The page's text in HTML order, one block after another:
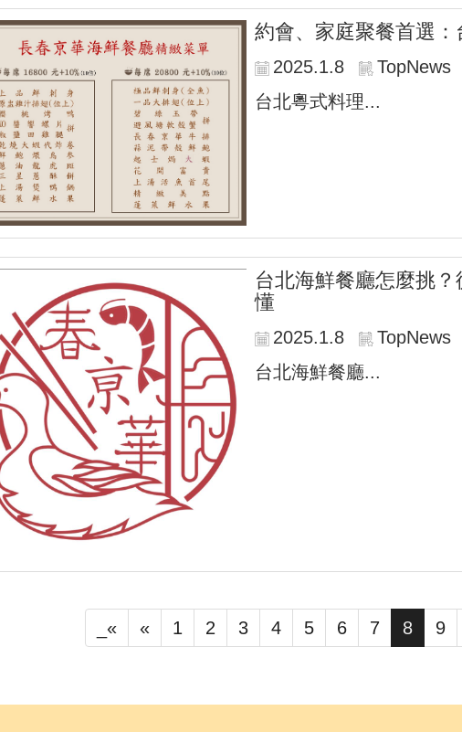
約會、家庭聚餐首選
2025.1.8 TopNews
台北粵式料理...
台北海鮮餐廳怎麼挑
懂
2025.1.8 TopNews
台北海鮮餐廳...
_« « 1 2 3 4 5 6 7 8 9